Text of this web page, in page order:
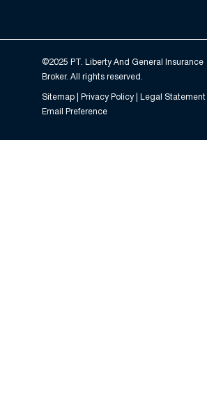
©2025 PT. Liberty And General Insurance
Broker. All rights reserved.
Sitemap | Privacy Policy | Legal Statement |
Email Preference